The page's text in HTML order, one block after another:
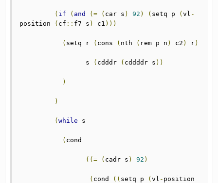
( if ( and (= ( car s ) 92 ) ( setq p ( vl -
position
( cf :: f7 s ) c1 )))
( setq r ( cons ( nth ( rem p n ) c2 ) r)
		 s
( cdddr ( cddddr s ))
)
)
( while s
( cond
((= ( cadr s ) 92 )
( cond (( setq p ( vl -